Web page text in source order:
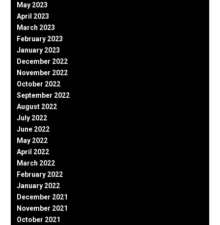
May 2023
April 2023
March 2023
February 2023
January 2023
December 2022
November 2022
October 2022
September 2022
August 2022
July 2022
June 2022
May 2022
April 2022
March 2022
February 2022
January 2022
December 2021
November 2021
October 2021